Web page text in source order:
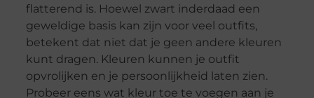
flatterend is. Hoewel zwart inderdaad een
geweldige basis kan zijn voor veel outfits,
betekent dat niet dat je geen andere kleuren
kunt dragen. Kleuren kunnen je outfit
opvrolijken en je persoonlijkheid laten zien.
Probeer eens wat kleur toe te voegen aan je